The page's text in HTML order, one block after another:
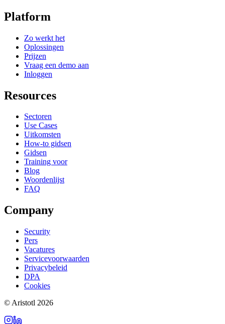
Platform
Zo werkt het
Oplossingen
Prijzen
Vraag een demo aan
Inloggen
Resources
Sectoren
Use Cases
Uitkomsten
How-to gidsen
Gidsen
Training voor
Blog
Woordenlijst
FAQ
Company
Security
Pers
Vacatures
Servicevoorwaarden
Privacybeleid
DPA
Cookies
© Aristotl 2026